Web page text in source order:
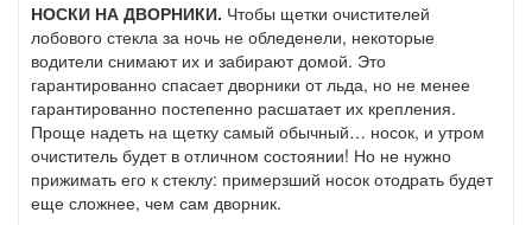
НОСКИ НА ДВОРНИКИ. Чтобы щетки очистителей
лобового стекла за ночь не обледенели, некоторые
водители снимают их и забирают домой. Это
гарантированно спасает дворники от льда, но не менее
гарантированно постепенно расшатает их крепления.
Проще надеть на щетку самый обычный… носок, и утром
очиститель будет в отличном состоянии! Но не нужно
прижимать его к стеклу: примерзший носок отодрать будет
еще сложнее, чем сам дворник.